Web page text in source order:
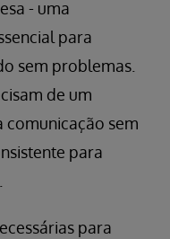
- uma
para
sem problemas.
de um
sem
para
para